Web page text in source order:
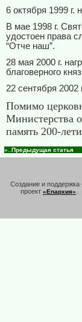
6 октября 1999 г.
В мае 1998 г.
удостоен права
“Отче наш”.
28 мая 2000 г.
благоверного
22 сентября
Помимо
Министерства
память 200-
«..Предыдущая статья
Создание и
проект «Епархия»